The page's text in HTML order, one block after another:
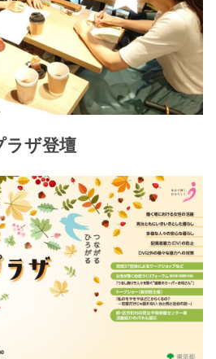
ラザ登壇